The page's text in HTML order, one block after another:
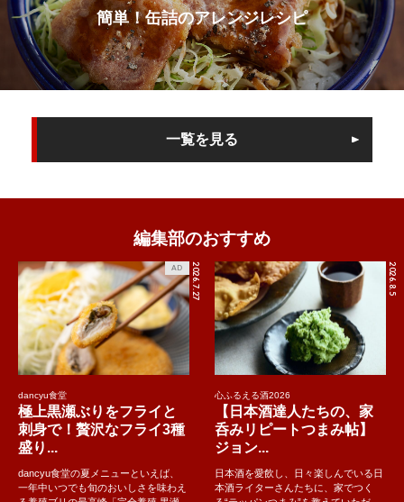
簡単！缶詰のアレンジレシピ
一覧を見る
編集部のおすすめ
2026.7.27
AD
dancyu食堂
極上黒瀬ぶりをフライと
刺身で！贅沢なフライ3種
盛り...
dancyu食堂の夏メニューといえば、
一年中いつでも旬のおいしさを味わえ
2026.8.5
心ふるえる酒2026
【日本酒達人たちの、家
呑みリピートつまみ帖】
ジョン...
日本酒を愛飲し、日々楽しんでいる日
本酒ライターさんたちに、家でつく